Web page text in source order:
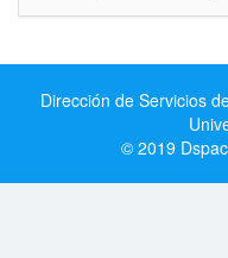
Dirección de Servicios
© 2019